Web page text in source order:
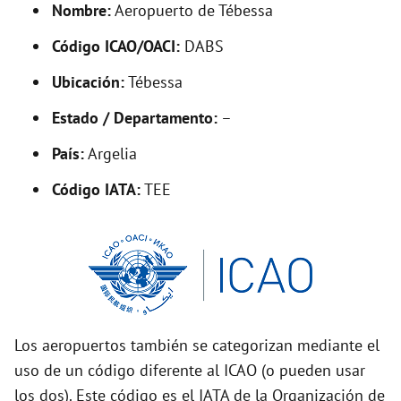
Nombre:Aeropuerto de Tébessa
Código ICAO/OACI: DABS
Ubicación:Tébessa
Estado / Departamento: –
País:Argelia
Código IATA:TEE
Los aeropuertos también se categorizan mediante el
uso de un código diferente al ICAO (o pueden usar
los dos). Este código es el IATA de la Organización de